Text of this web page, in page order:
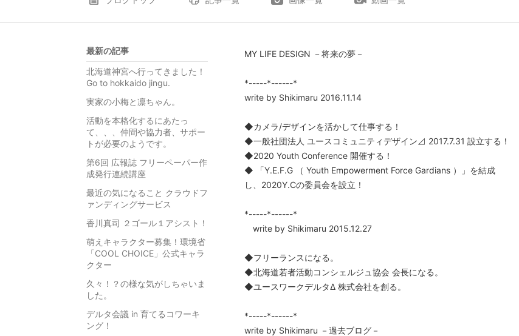
MY LIFE DESIGN －将来の夢－
*-----*------*
write by Shikimaru 2016.11.14
◆カメラ/デザインを活かして仕事する！
◆一般社団法人 ユースコミュニティデザイン⊿ 2017.7.31 設立する！
◆2020 Youth Conference 開催する！
◆ 「Y.E.F.G （ Youth Empowerment Force Gardians ）」を結成
し、2020Y.Cの委員会を設立！
*-----*------*
write by Shikimaru 2015.12.27
◆フリーランスになる。
◆北海道若者活動コンシェルジュ協会 会長になる。
◆ユースワークデルタΔ 株式会社を創る。
*-----*------*
write by Shikimaru －過去ブログ－
最新の記事
北海道神宮へ行ってきました！
Go to hokkaido jingu.
実家の小梅と凛ちゃん。
活動を本格化するにあたっ
て、、、仲間や協力者、サポー
トが必要のようです。
第6回 広報誌 フリーペーパー作
成発行連続講座
最近の気になること クラウドフ
ァンディングサービス
香川真司 ２ゴール１アシスト！
萌えキャラクター募集！環境省
「COOL CHOICE」公式キャラ
クター
久々！？の様な気がしちゃいま
した。
デルタ会議 in 育てるコワーキ
ング！